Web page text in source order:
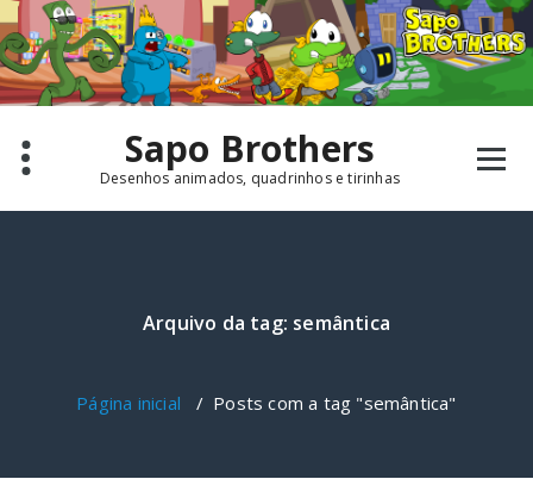
Pular
para
o
conteúdo
Sapo Brothers
Desenhos animados, quadrinhos e tirinhas
Arquivo da tag: semântica
Página inicial / Posts com a tag "semântica"